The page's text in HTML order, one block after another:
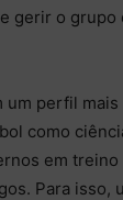
gerir o
um perfil
como
em
Para isso,